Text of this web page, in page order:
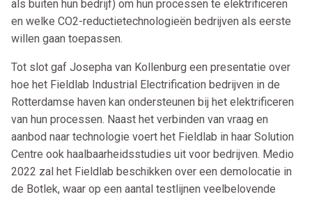
als buiten hun bedrijf) om hun processen te elektrificeren
en welke CO2-reductietechnologieën bedrijven als eerste
willen gaan toepassen.
Tot slot gaf Josepha van Kollenburg een presentatie over
hoe het Fieldlab Industrial Electrification bedrijven in de
Rotterdamse haven kan ondersteunen bij het elektrificeren
van hun processen. Naast het verbinden van vraag en
aanbod naar technologie voert het Fieldlab in haar Solution
Centre ook haalbaarheidsstudies uit voor bedrijven. Medio
2022 zal het Fieldlab beschikken over een demolocatie in
de Botlek, waar op een aantal testlijnen veelbelovende